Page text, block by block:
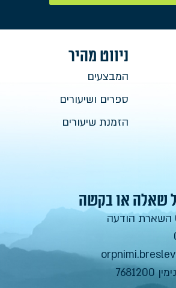
ניווט מהיר
המבצעים
ספרים ושיעורים
הזמנת שיעורים
שאלה או בקשה